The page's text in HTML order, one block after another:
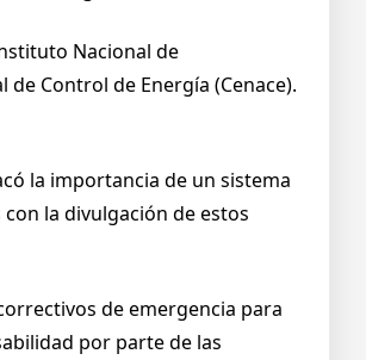
Nacional de
Control de Energía (Cenace).
la importancia de un sistema
la divulgación de estos
de emergencia para
por parte de las